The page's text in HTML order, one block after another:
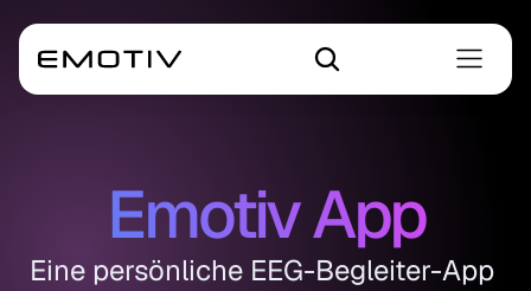
Emotiv App
Eine persönliche EEG-Begleiter-App